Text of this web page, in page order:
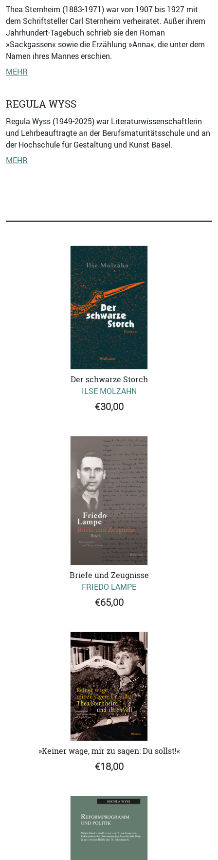
Thea Sternheim (1883-1971) war von 1907 bis 1927 mit
dem Schriftsteller Carl Sternheim verheiratet. Außer ihrem
Jahrhundert-Tagebuch schrieb sie den Roman
»Sackgassen« sowie die Erzählung »Anna«, die unter dem
Namen ihres Mannes erschien.
MEHR
REGULA WYSS
Regula Wyss (1949-2025) war Literaturwissenschaftlerin
und Lehrbeauftragte an der Berufsmaturitätsschule und an
der Hochschule für Gestaltung und Kunst Basel.
MEHR
Der schwarze Storch
ILSE MOLZAHN
€30,00
Briefe und Zeugnisse
FRIEDO LAMPE
€65,00
»Keiner wage, mir zu sagen: Du sollst!«
€18,00